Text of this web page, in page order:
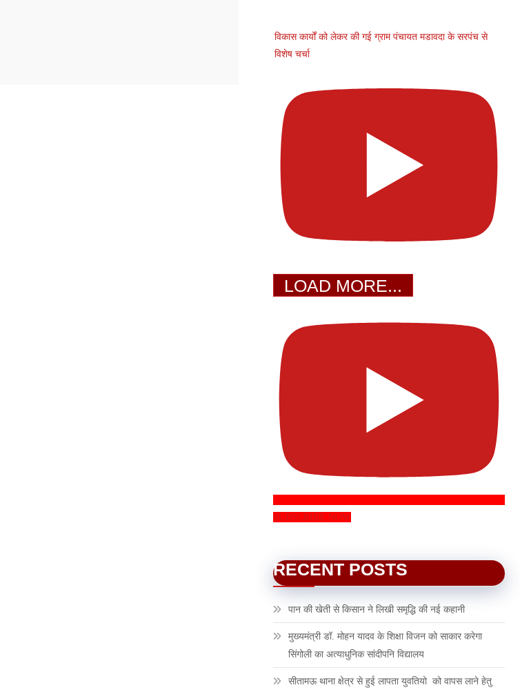
विकास कार्यों को लेकर की गई ग्राम पंचायत मडावदा के सरपंच से
विशेष चर्चा
LOAD MORE...
SUBSCRIBE NOW
RECENT POSTS
पान की खेती से किसान ने लिखी समृद्धि की नई कहानी
मुख्यमंत्री डॉ. मोहन यादव के शिक्षा विजन को साकार करेगा
सिंगोली का अत्याधुनिक सांदीपनि विद्यालय
सीतामऊ थाना क्षेत्र से हुई लापता युवतियो को वापस लाने हेतु